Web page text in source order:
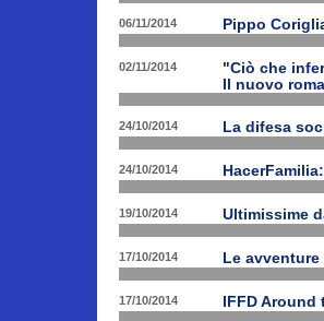
06/11/2014 Pippo
02/11/2014
"Ciò che
Il nuovo
24/10/2014 La difesa
24/10/2014
19/10/2014 Ultimissime
17/10/2014 Le
17/10/2014 IFFD